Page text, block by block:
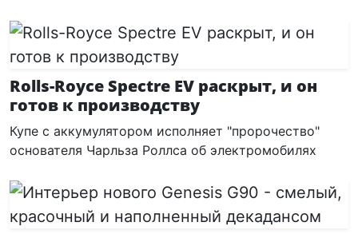
Rolls-Royce Spectre EV раскрыт, и он
готов к производству
Купе с аккумулятором исполняет "пророчество"
основателя Чарльза Роллса об электромобилях